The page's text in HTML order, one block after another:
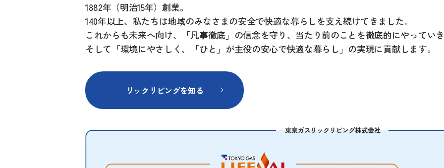
1882年（明治15年）創業。
140年以上、私たちは地域のみなさまの安全で快適な暮らしを支え続けてきました。
これからも未来へ向け、「凡事徹底」の信念を守り、当たり前のことを徹底的にやってい
そして「環境にやさしく、「ひと」が主役の安心で快適な暮らし」の実現に貢献します。
リックリビングを知る